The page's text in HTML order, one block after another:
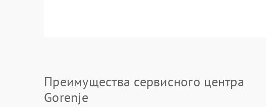
Преимущества сервисного центра
Gorenje